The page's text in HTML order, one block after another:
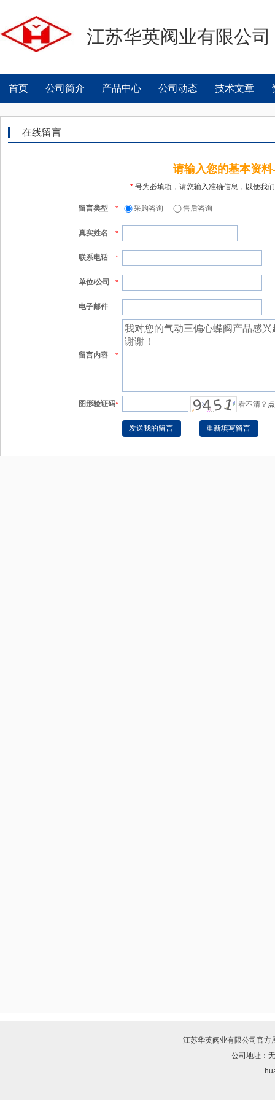
江苏华英阀业有限公司
首页 公司简介 产品中心 公司动态 技术文章
在线留言
请输入您的基本资
* 号为必填项，请您输入准确信息，以便我
留言类型 * 采购咨询 售后咨询
真实姓名 *
联系电话 *
单位/公司 *
电子邮件
留言内容 *
图形验证码* 看不清？
江苏华英阀业有限公司 官方
公司地址：